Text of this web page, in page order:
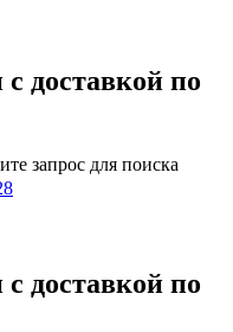
доставкой по
запрос для поиска
доставкой по